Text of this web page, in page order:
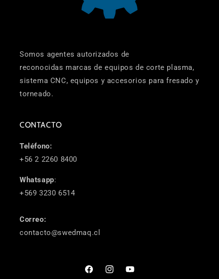
Somos agentes autorizados de
reconocidas marcas de equipos de corte plasma,
sistema CNC, equipos y accesorios para fresado y
torneado.
CONTACTO
Teléfono:
+56 2 2260 8400
Whatsapp:
+569 3230 6514
Correo:
contacto@swedmaq.cl
FacebookInstagramYouTube